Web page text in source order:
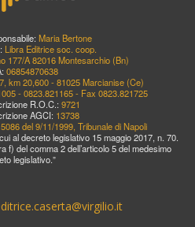
Maria Bertone
Libra Editrice soc. coop.
177/A 82016 Montesarchio (Bn)
06854870638
km 20,600 - 81025 Marcianise (Ce)
- 0823.821165 - Fax 0823.821725
R.O.C.: 9721
AGCI: 13738
del 9/11/1999, Tribunale di Napoli
al decreto legislativo 15 maggio 2017, n. 70.
f) del comma 2 dell’articolo 5 del medesimo
legislativo.”